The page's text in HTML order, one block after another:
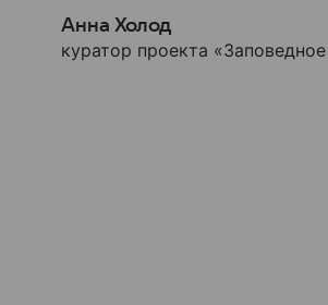
Анна Холод
куратор проекта